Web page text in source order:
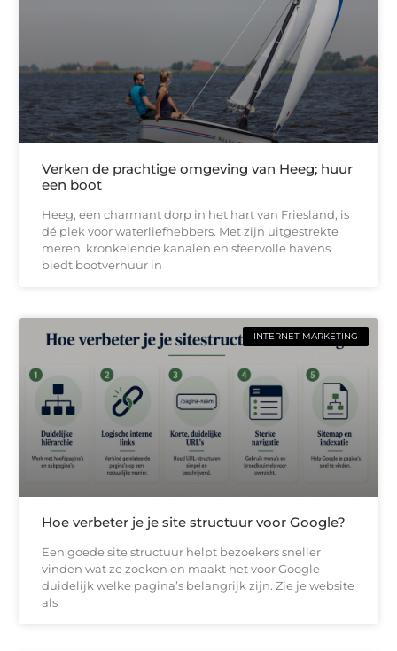
Verken de prachtige omgeving van Heeg; huur
een boot
Heeg, een charmant dorp in het hart van Friesland, is
dé plek voor waterliefhebbers. Met zijn uitgestrekte
meren, kronkelende kanalen en sfeervolle havens
biedt bootverhuur in
INTERNET MARKETING
Hoe verbeter je je site structuur voor Google?
Een goede site structuur helpt bezoekers sneller
vinden wat ze zoeken en maakt het voor Google
duidelijk welke pagina’s belangrijk zijn. Zie je website
als